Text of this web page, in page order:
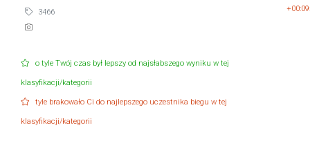
3466
o tyle Twój czas był lepszy od najsłabszego wyniku w tej
klasyfikacji/kategorii
tyle brakowało Ci do najlepszego uczestnika biegu w tej
klasyfikacji/kategorii